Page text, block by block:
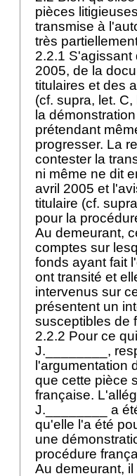
pièces
transmise à
très
2.2.1 S'agissant
2005, de la
titulaires et des
(cf. supra, let.
la
prétendant
progresser. La
contester la
ni même ne dit
avril 2005 et
titulaire (cf.
pour la
Au demeurant,
comptes sur
fonds ayant fait
ont transité et
intervenus sur
présentent un
susceptibles de
2.2.2 Pour ce
J.________,
l'argumentation
que cette pièce
française.
J.________ a
qu'elle l'a été
une
procédure
Au demeurant,